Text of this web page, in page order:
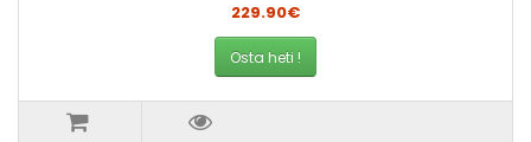
229.90€
Osta heti !